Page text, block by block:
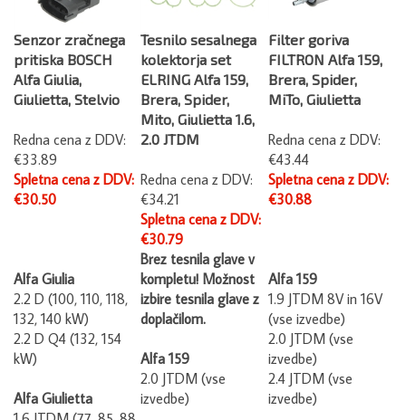
Senzor zračnega
pritiska BOSCH
Alfa Giulia,
Giulietta, Stelvio
Redna cena z DDV:
€33.89
Spletna cena z DDV:
€30.50
Tesnilo sesalnega
kolektorja set
ELRING Alfa 159,
Brera, Spider,
Mito, Giulietta 1.6,
2.0 JTDM
Redna cena z DDV:
€34.21
Spletna cena z DDV:
€30.79
Filter goriva
FILTRON Alfa 159,
Brera, Spider,
MiTo, Giulietta
Redna cena z DDV:
€43.44
Spletna cena z DDV:
€30.88
Alfa Giulia
2.2 D (100, 110, 118,
132, 140 kW)
2.2 D Q4 (132, 154
kW)
Alfa Giulietta
1.6 JTDM (77, 85, 88
Brez tesnila glave v
kompletu! Možnost
izbire tesnila glave z
doplačilom.
Alfa 159
2.0 JTDM (vse
izvedbe)
Alfa 159
1.9 JTDM 8V in 16V
(vse izvedbe)
2.0 JTDM (vse
izvedbe)
2.4 JTDM (vse
izvedbe)